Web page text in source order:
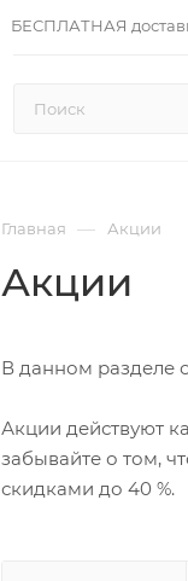
БЕСПЛАТНАЯ
Главная — Акции
Акции
В данном разделе
Акции действуют
забывайте о том,
скидками до 40 %.